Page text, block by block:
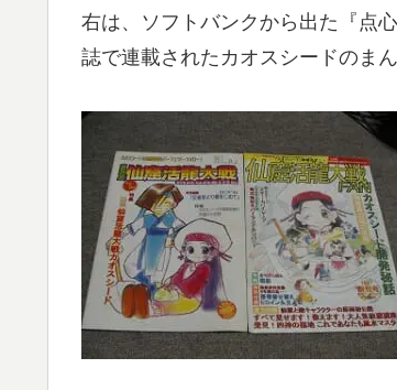
右は、ソフトバンクから出た『点
誌で連載されたカオスシードのま